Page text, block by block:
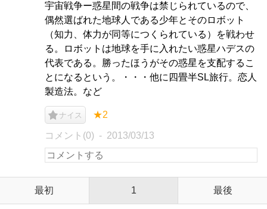
宇宙戦争ー惑星間の戦争は禁じられているので、
偶然選ばれた地球人である少年とそのロボット
（知力、体力が同等につくられている）を戦わせ
る。ロボットは地球を手に入れたい惑星ハデスの
代表である。勝ったほうがその惑星を支配するこ
とになるという。・・・他に四畳半SL旅行。恋人
製造法。など
ナイス ★2
コメント(0) 2013/03/13
最初 1 最後